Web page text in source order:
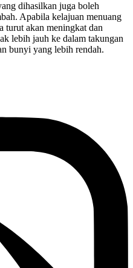
dihasilkan juga boleh
Apabila kelajuan menuang
turut akan meningkat dan
lebih jauh ke dalam takungan
bunyi yang lebih rendah.